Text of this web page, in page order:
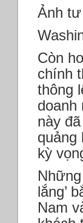
Ảnh
Còn
chính
thông
doanh
này
quảng
kỳ
lắng’
Nam